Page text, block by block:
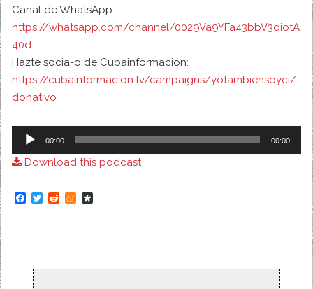
Canal de WhatsApp:
https://whatsapp.com/channel/0029Va9YFa43bbV3qiotA
40d
Hazte socia-o de Cubainformación:
https://cubainformacion.tv/campaigns/yotambiensoyci/
donativo
Audio
Player
00:00 00:00
Download this podcast
F
T
R
M